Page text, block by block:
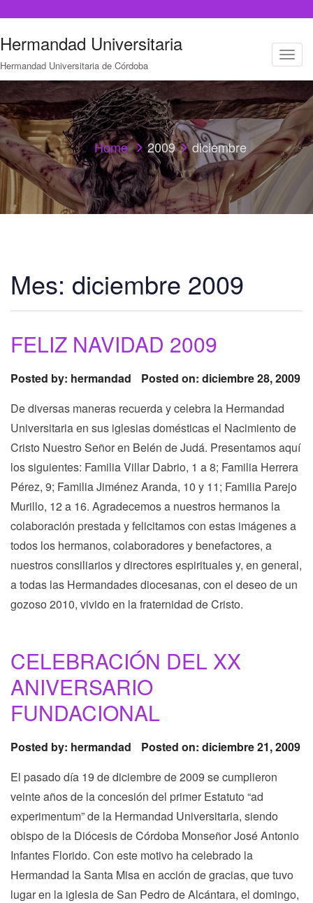
Hermandad Universitaria
Hermandad Universitaria de Córdoba
T
o
g
l
e
n
a
v
i
Home 2009 diciembre
Mes: diciembre 2009
FELIZ NAVIDAD 2009
Posted by: hermandad
Posted on: diciembre 28, 2009
De diversas maneras recuerda y celebra la Hermandad
Universitaria en sus iglesias domésticas el Nacimiento de
Cristo Nuestro Señor en Belén de Judá. Presentamos aquí
los siguientes: Familia Villar Dabrio, 1 a 8; Familia Herrera
Pérez, 9; Familia Jiménez Aranda, 10 y 11; Familia Parejo
Murillo, 12 a 16. Agradecemos a nuestros hermanos la
colaboración prestada y felicitamos con estas imágenes a
todos los hermanos, colaboradores y benefactores, a
nuestros consiliarios y directores espirituales y, en general,
a todas las Hermandades diocesanas, con el deseo de un
gozoso 2010, vivido en la fraternidad de Cristo.
CELEBRACIÓN DEL XX
ANIVERSARIO
FUNDACIONAL
Posted by: hermandad
Posted on: diciembre 21, 2009
El pasado día 19 de diciembre de 2009 se cumplieron
veinte años de la concesión del primer Estatuto “ad
experimentum” de la Hermandad Universitaria, siendo
obispo de la Diócesis de Córdoba Monseñor José Antonio
Infantes Florido. Con este motivo ha celebrado la
Hermandad la Santa Misa en acción de gracias, que tuvo
lugar en la iglesia de San Pedro de Alcántara, el domingo,